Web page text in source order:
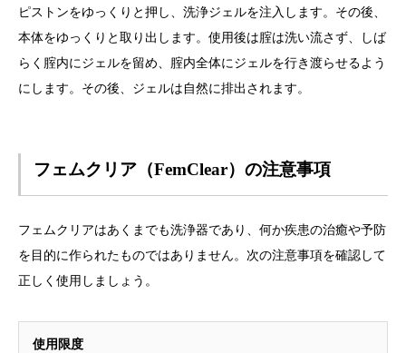
ピストンをゆっくりと押し、洗浄ジェルを注入します。その後、
本体をゆっくりと取り出します。使用後は腟は洗い流さず、しば
らく腟内にジェルを留め、腟内全体にジェルを行き渡らせるよう
にします。その後、ジェルは自然に排出されます。
フェムクリア（FemClear）の注意事項
フェムクリアはあくまでも洗浄器であり、何か疾患の治癒や予防
を目的に作られたものではありません。次の注意事項を確認して
正しく使用しましょう。
使用限度